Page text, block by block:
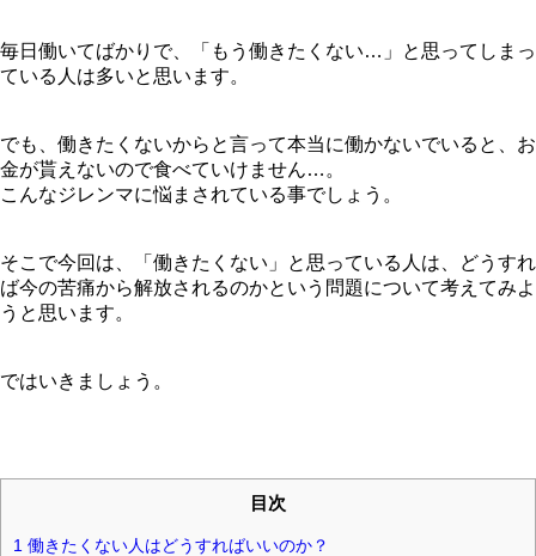
毎日働いてばかりで、「もう働きたくない…」と思ってしまっ
ている人は多いと思います。
でも、働きたくないからと言って本当に働かないでいると、お
金が貰えないので食べていけません…。
こんなジレンマに悩まされている事でしょう。
そこで今回は、「働きたくない」と思っている人は、どうすれ
ば今の苦痛から解放されるのかという問題について考えてみよ
うと思います。
ではいきましょう。
目次
1 働きたくない人はどうすればいいのか？